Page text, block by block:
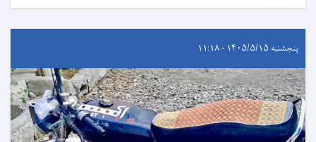
پنجشنبه ۱۴۰۵/۵/۱۵ - ۱۱:۱۸